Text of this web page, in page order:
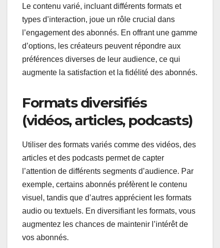
Le contenu varié, incluant différents formats et
types d’interaction, joue un rôle crucial dans
l’engagement des abonnés. En offrant une gamme
d’options, les créateurs peuvent répondre aux
préférences diverses de leur audience, ce qui
augmente la satisfaction et la fidélité des abonnés.
Formats diversifiés
(vidéos, articles, podcasts)
Utiliser des formats variés comme des vidéos, des
articles et des podcasts permet de capter
l’attention de différents segments d’audience. Par
exemple, certains abonnés préfèrent le contenu
visuel, tandis que d’autres apprécient les formats
audio ou textuels. En diversifiant les formats, vous
augmentez les chances de maintenir l’intérêt de
vos abonnés.